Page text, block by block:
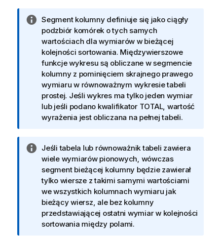
I
n
f
o
r
m
a
c
j
a
Segment kolumny definiuje się jako ciągły
podzbiór komórek o tych samych
wartościach dla wymiarów w bieżącej
kolejności sortowania. Międzywierszowe
funkcje wykresu są obliczane w segmencie
kolumny z pominięciem skrajnego prawego
wymiaru w równoważnym wykresie tabeli
prostej. Jeśli wykres ma tylko jeden wymiar
lub jeśli podano kwalifikator TOTAL, wartość
wyrażenia jest obliczana na pełnej tabeli.
I
n
f
o
r
m
a
c
Jeśli tabela lub równoważnik tabeli zawiera
wiele wymiarów pionowych, wówczas
segment bieżącej kolumny będzie zawierał
tylko wiersze z takimi samymi wartościami
we wszystkich kolumnach wymiaru jak
bieżący wiersz, ale bez kolumny
przedstawiającej ostatni wymiar w kolejności
sortowania między polami.